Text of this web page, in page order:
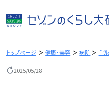
容
を
キトップページ 健康・美容 病院​ ｢
2025/05/28